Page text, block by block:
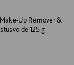
Up Remover &
125 g